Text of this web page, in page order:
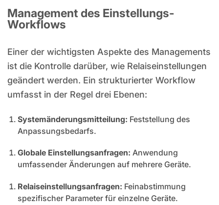
Management des Einstellungs-
Workflows
Einer der wichtigsten Aspekte des Managements
ist die Kontrolle darüber, wie Relaiseinstellungen
geändert werden. Ein strukturierter Workflow
umfasst in der Regel drei Ebenen:
Systemänderungsmitteilung: Feststellung des
Anpassungsbedarfs.
Globale Einstellungsanfragen: Anwendung
umfassender Änderungen auf mehrere Geräte.
Relaiseinstellungsanfragen: Feinabstimmung
spezifischer Parameter für einzelne Geräte.